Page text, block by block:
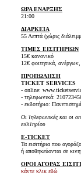
ΩΡΑ ΕΝΑΡΞΗΣ
21:00
ΔΙΑΡΚΕΙΑ
55 Λεπτά (χώρις
ΤΙΜΕΣ ΕΙΣΙΤΗΡΙΩΝ
15€ κανονικό
12€ φοιτητικά,
ΠΡΟΠΩΛΗΣΗ
TICKET SERVICES
- online:
- τηλεφωνικά:
- εκδοτήριο:
Οι τηλεφωνικές και οι
εισιτηρίου
E-TICKET
Τα εισιτήρια που
ή αποθηκεύονται σε
ΟΡΟΙ ΑΓΟΡΑΣ
κάντε κλικ εδώ